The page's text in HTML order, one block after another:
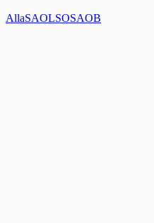
AllaSAOLSOSAOB